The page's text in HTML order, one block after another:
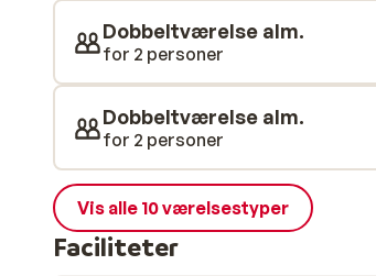
Dobbeltværelse alm.
for 2 personer
Dobbeltværelse alm.
for 2 personer
Vis alle 10 værelsestyper
Faciliteter